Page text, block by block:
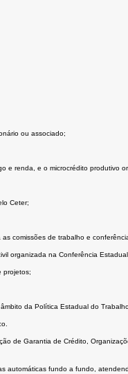
ou associado;
e renda, e o microcrédito produtivo
Ceter;
comissões de trabalho e
organizada na Conferência
projetos;
da Política Estadual do
de Garantia de Crédito,
fundo a fundo,